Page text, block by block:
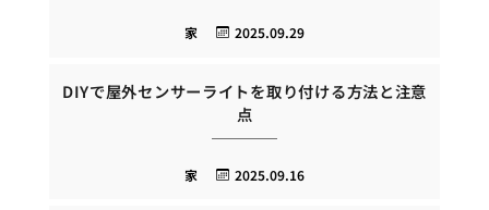
2025.09.29
家
DIYで屋外センサーライトを取り付ける方法と注意
点
2025.09.16
家